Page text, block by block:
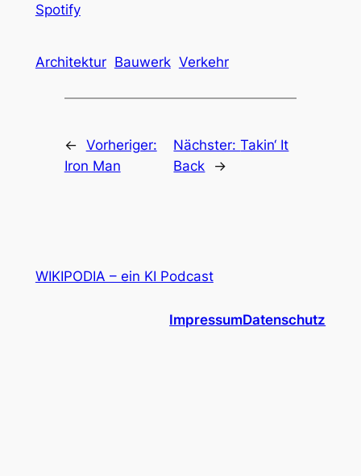
Spotify
Architektur Bauwerk Verkehr
← Vorheriger:
Iron Man
Nächster:Takin‘ It
Back
→
WIKIPODIA – ein KI Podcast
ImpressumDatenschutz